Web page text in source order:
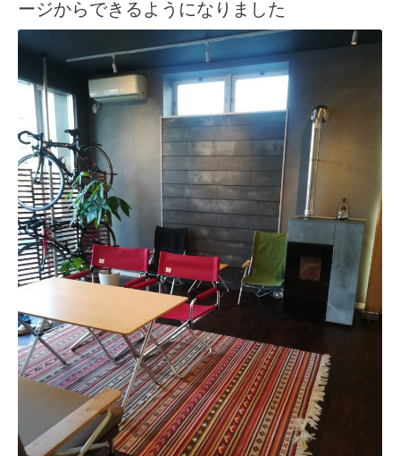
ージからできるようになりました